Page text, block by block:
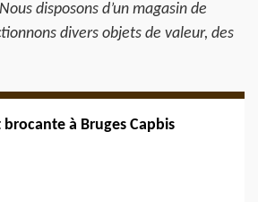
disposons d’un magasin de
divers objets de valeur, des
à Bruges Capbis